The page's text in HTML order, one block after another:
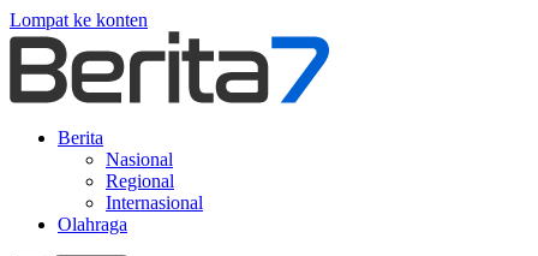
Lompat ke konten
Berita
Nasional
Regional
Internasional
Olahraga